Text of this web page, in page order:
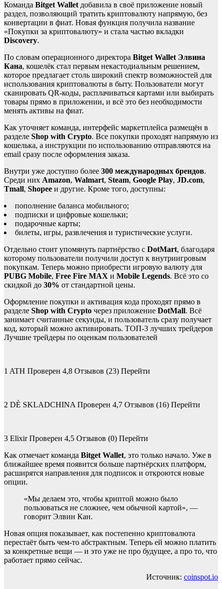
Команда Bitget Walletдобавила в своё приложение новый
раздел, позволяющий тратить криптовалюту напрямую, без
конвертации в фиат. Новая функция получила название
«Покупки за криптовалюту» и стала частью вкладки
Discovery.
По словам операционного директора Bitget Wallet Элвина
Кана, кошелёк стал первым некастодиальным решением,
которое предлагает столь широкий спектр возможностей для
использования криптовалюты в быту. Пользователи могут
сканировать QR-коды, расплачиваться картами или выбирать
товары прямо в приложении, и всё это без необходимости
менять активы на фиат.
Как уточняет команда, интерфейс маркетплейса размещён в
разделе Shop with Crypto. Все покупки проходят напрямую из
кошелька, а инструкции по использованию отправляются на
email сразу после оформления заказа.
Внутри уже доступно более 300 международных брендов.
Среди них Amazon, Walmart, Steam, Google Play, JD.com,
Tmall, Shopee и другие. Кроме того, доступны:
пополнение баланса мобильного;
подписки и цифровые кошельки;
подарочные карты;
билеты, игры, развлечения и туристические услуги.
Отдельно стоит упомянуть партнёрство с DotMart, благодаря
которому пользователи получили доступ к внутриигровым
покупкам. Теперь можно приобрести игровую валюту для
PUBG Mobile, Free Fire MAX и Mobile Legends. Всё это со
скидкой до 30% от стандартной цены.
Оформление покупки и активация кода проходят прямо в
разделе Shop with Crypto через приложение DotMall. Всё
занимает считанные секунды, и пользователь сразу получает
код, который можно активировать. ТОП-3 лучших трейдеров
Лучшие трейдеры по оценкам пользователей
1 ATH Проверен 4,8 Отзывов (23) Перейти
2 DÈ SKLADCHINA Проверен 4,7 Отзывов (16) Перейти
3 Elixir Проверен 4,5 Отзывов (0) Перейти
Как отмечает команда Bitget Wallet, это только начало. Уже в
ближайшее время появится больше партнёрских платформ,
расширятся направления для подписок и откроются новые
опции.
«Мы делаем это, чтобы криптой можно было
пользоваться не сложнее, чем обычной картой», —
говорит Элвин Кан.
Новая опция показывает, как постепенно криптовалюта
перестаёт быть чем-то абстрактным. Теперь ей можно платить
за конкретные вещи — и это уже не про будущее, а про то, что
работает прямо сейчас.
Источник: coinspot.io